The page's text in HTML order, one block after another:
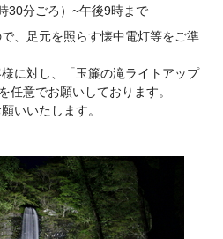
30分ごろ）~午後9時まで
、足元を照らす懐中電灯等をご準
に対し、「玉簾の滝ライトアップ
任意でお願いしております。
いいたします。